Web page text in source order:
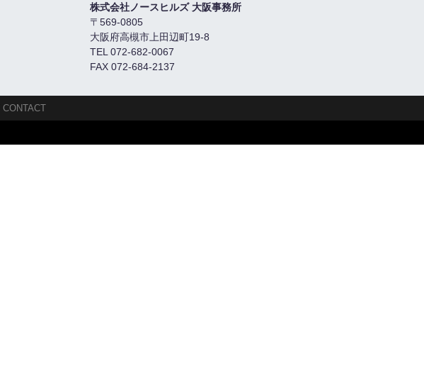
株式会社ノースヒルズ 大阪事務所
〒569-0805
大阪府高槻市上田辺町19-8
TEL 072-682-0067
FAX 072-684-2137
CONTACT